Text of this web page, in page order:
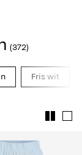
(372)
Fris wit